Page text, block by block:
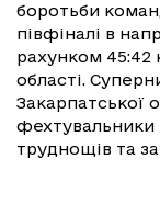
боротьби
півфіналі в
рахунком 45:42
області.
Закарпатської
фехтувальники
труднощів та